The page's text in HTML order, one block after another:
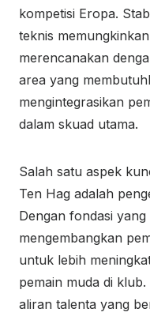
kompetisi Eropa.
teknis
merencanakan
area yang
mengintegrasikan
dalam skuad utama.
Salah satu aspek
Ten Hag adalah
Dengan fondasi
mengembangkan
untuk lebih
pemain muda di
aliran talenta yang